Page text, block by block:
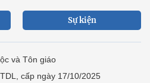
Sự kiện
và Tôn giáo
cấp ngày 17/10/2025